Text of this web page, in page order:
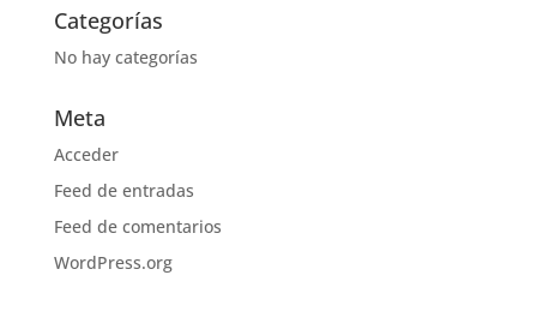
Categorías
No hay categorías
Meta
Acceder
Feed de entradas
Feed de comentarios
WordPress.org